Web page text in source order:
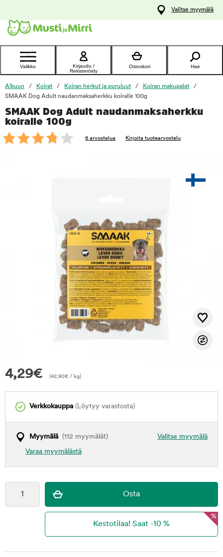
Ota yhteyttä
asiakaspalveluun
Valitse myymälä
Valikko
Kirjaudu /
Rekisteröidy
Ostoskori Hae
Alkuun Koirat Koiran herkut ja puruluut
Koiran makupalat
SMAAK Dog Adult naudanmaksaherkku koiralle 100g
SMAAK Dog Adult naudanmaksaherkku
koiralle 100g
6 arvostelua Kirjoita tuotearvostelu
4,29€ (42,90€ / kg)
Verkkokauppa (Löytyy varastosta)
Valitse myymälä
Myymälä (112 myymälät)
Varaa myymälästä
foo
%